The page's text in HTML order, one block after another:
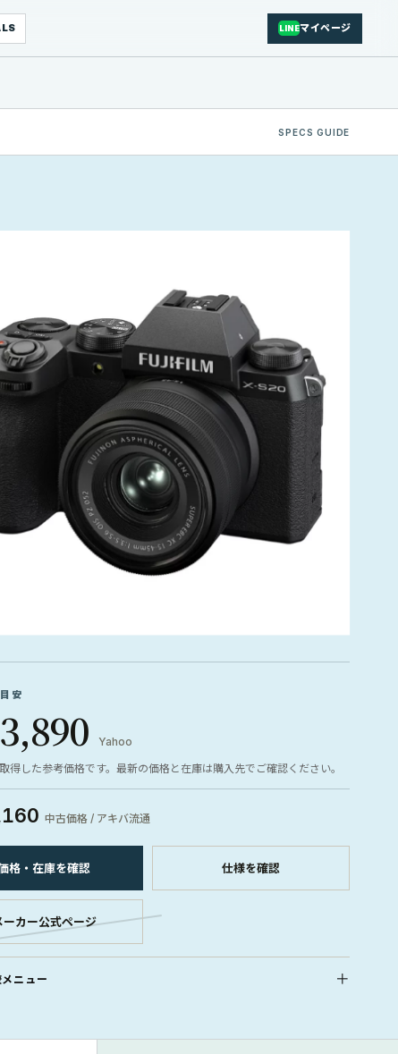
LINEマイページ
SPECS GUIDE
安
Yahoo
得した参考価格です。最新の価格と在庫は購入先でご確認ください。
中古価格 / アキバ流通
格・在庫を確認 仕様を確認
ーカー公式ページ
ニュー